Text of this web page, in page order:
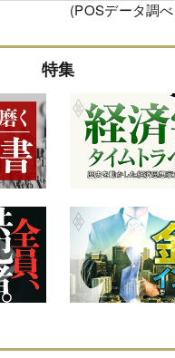
(POSデータ調
特集